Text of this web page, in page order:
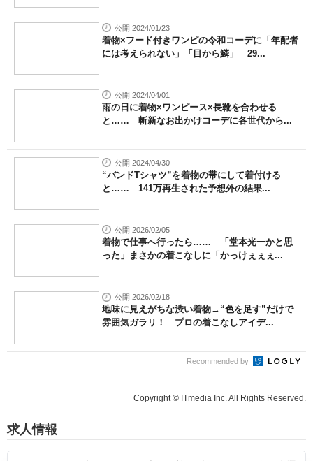
公開 2024/01/23
着物×フード付きワンピの令和コーデに「年配者
には考えられない」「目から鱗」 29...
公開 2024/04/01
雨の日に着物×ワンピース×長靴を合わせる
と…… 斬新なお出かけコーデに各世代から...
公開 2024/04/30
“バンドTシャツ”を着物の帯にして着付ける
と…… 141万再生された予想外の結果...
公開 2026/02/05
着物で仕事へ行ったら…… 「堂本光一かと思
った」まさかの着こなしに「かっけぇぇぇ...
公開 2026/02/18
地味に見えがちな渋い着物→“色を足す”だけで
雰囲気ガラリ！ プロの着こなしアイデ...
Recommended by
Copyright © ITmedia Inc. All Rights Reserved.
求人情報